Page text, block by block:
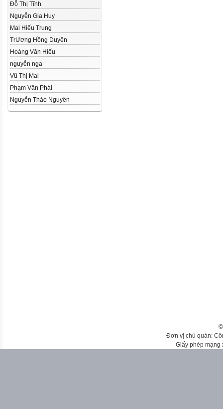
Đỗ Thị Tĩnh
Nguyễn Gia Huy
Mai Hiếu Trung
Tr­Ương Hồng Duyên
Hoàng Văn Hiếu
nguyễn nga
Vũ Thị Mai
Phạm Văn Phái
Nguyễn Thảo Nguyên
Đơn vị chủ quản:
Giấy phép mạng